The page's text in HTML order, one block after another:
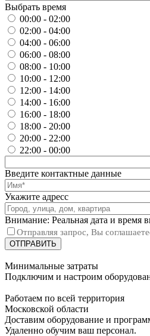
Выбрать время
00:00 - 02:00
02:00 - 04:00
04:00 - 06:00
06:00 - 08:00
08:00 - 10:00
10:00 - 12:00
12:00 - 14:00
14:00 - 16:00
16:00 - 18:00
18:00 - 20:00
20:00 - 22:00
22:00 - 00:00
Введите контактные данные
Укажите адресс
Внимание: Реальная дата и время
Отправляя запрос, Вы
Минимальные затраты
Подключим и настроим
Работаем по всей территория
Московской области
Доставим оборудование и
Удаленно обучим ваш персонал.